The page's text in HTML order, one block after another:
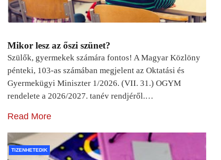
Mikor lesz az őszi szünet?
Szülők, gyermekek számára fontos! A Magyar Közlöny
pénteki, 103-as számában megjelent az Oktatási és
Gyermekügyi Miniszter 1/2026. (VII. 31.) OGYM
rendelete a 2026/2027. tanév rendjéről.…
Read More
TIZENHETEDIK